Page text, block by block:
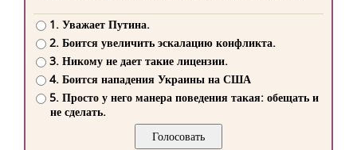
1. Уважает Путина.
2. Боится увеличить эскалацию конфликта.
3. Никому не дает такие лицензии.
4. Боится нападения Украины на США
5. Просто у него манера поведения такая: обещать и
не сделать.